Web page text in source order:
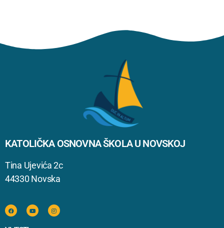
KATOLIČKA OSNOVNA ŠKOLA U NOVSKOJ
Tina Ujevića 2c
44330 Novska